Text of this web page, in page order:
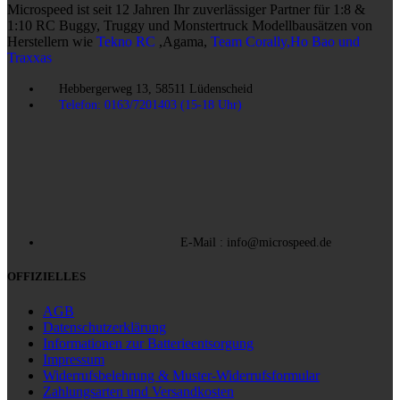
Microspeed ist seit 12 Jahren Ihr zuverlässiger Partner für 1:8 &
1:10 RC Buggy, Truggy und Monstertruck Modellbausätzen von
Herstellern wie Tekno RC ,Agama, Team Corally,Ho Bao und
Traxxas
Hebbergerweg 13, 58511 Lüdenscheid
Telefon: 0163/7201403 (15-18 Uhr)
E-Mail : info@microspeed.de
OFFIZIELLES
AGB
Datenschutzerklärung
Informationen zur Batterieentsorgung
Impressum
Widerrufsbelehrung & Muster-Widerrufsformular
Zahlungsarten und Versandkosten